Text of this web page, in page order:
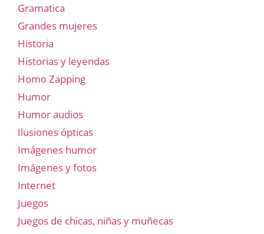
Gramatica
Grandes mujeres
Historia
Historias y leyendas
Homo Zapping
Humor
Humor audios
Ilusiones ópticas
Imágenes humor
Imágenes y fotos
Internet
Juegos
Juegos de chicas, niñas y muñecas